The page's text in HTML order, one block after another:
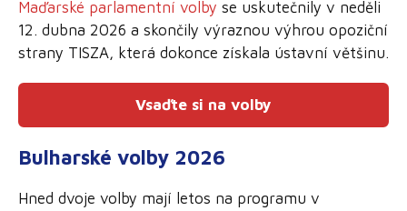
Maďarské parlamentní volby se uskutečnily v neděli
12. dubna 2026 a skončily výraznou výhrou opoziční
strany TISZA, která dokonce získala ústavní většinu.
Vsaďte si na volby
Bulharské volby 2026
Hned dvoje volby mají letos na programu v